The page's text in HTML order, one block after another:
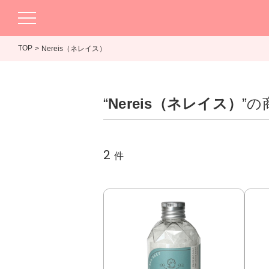
TOP Nereis（ネレイス）
“Nereis（ネレイス） ”の
2 件